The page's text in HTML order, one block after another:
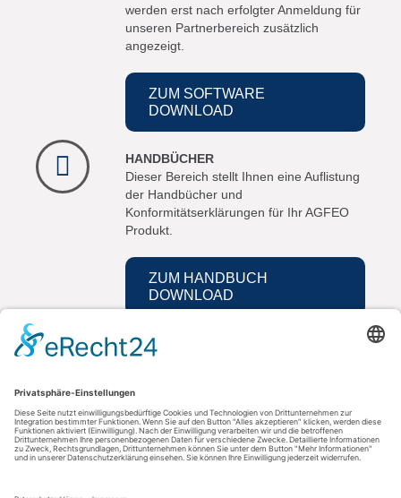
werden erst nach erfolgter Anmeldung für
unseren Partnerbereich zusätzlich
angezeigt.
ZUM SOFTWARE
DOWNLOAD
HANDBÜCHER
Dieser Bereich stellt Ihnen eine Auflistung
der Handbücher und
Konformitätserklärungen für Ihr AGFEO
Produkt.
ZUM HANDBUCH
DOWNLOAD
Kontakt
AGFEO GmbH & Co. KG
33647 Bielefeld